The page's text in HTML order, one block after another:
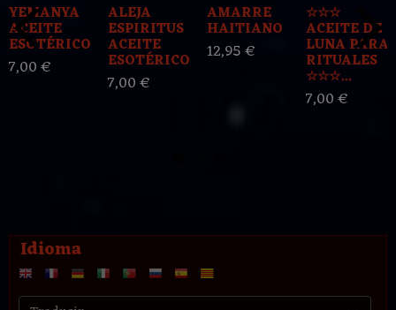
Idioma
YEMANYA
ACEITE
ESOTÉRICO
7,00 €
ALEJA
ESPIRITUS
ACEITE
ESOTÉRICO
7,00 €
AMARRE
HAITIANO
12,95 €
☆☆☆
ACEITE DE
LUNA PARA
RITUALES
☆☆☆...
7,00 €